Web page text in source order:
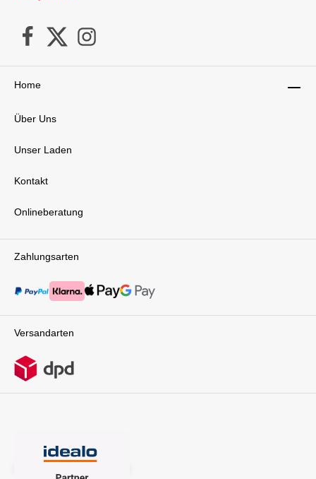
Zahlungsarten
Versandarten
Home
Über Uns
Unser Laden
Kontakt
Onlineberatung